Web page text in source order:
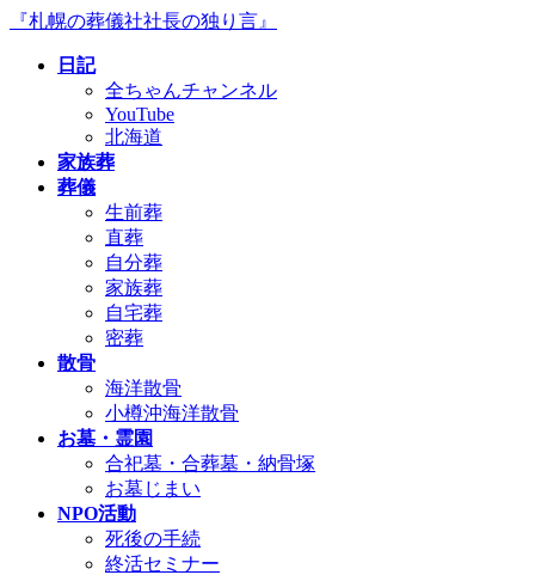
コ
ナ
『札幌の葬儀社社長の独り言』
日記
全ちゃんチャンネル
YouTube
北海道
家族葬
葬儀
生前葬
直葬
自分葬
家族葬
自宅葬
密葬
散骨
海洋散骨
小樽沖海洋散骨
お墓・霊園
合祀墓・合葬墓・納骨塚
お墓じまい
NPO活動
死後の手続
終活セミナー